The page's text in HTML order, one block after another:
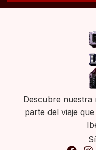
Descubre nuestra
parte del viaje